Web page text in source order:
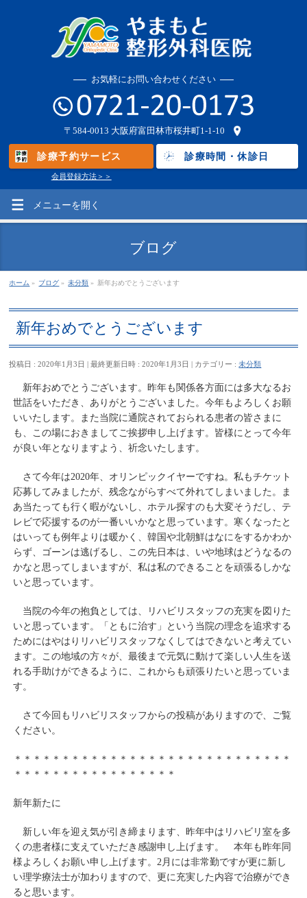
お気軽にお問い合わせください
〒584-0013 大阪府富田林市桜井町1-1-10
診療予約サービス
会員登録方法＞＞
診療時間・休診日
メニューを開く
ブログ
ホーム » ブログ » 未分類 » 新年おめでとうございます
新年おめでとうございます
投稿日 : 2020年1月3日 最終更新日時 : 2020年1月3日 カテゴリー :未分類
新年おめでとうございます。昨年も関係各方面には多大なるお
世話をいただき、ありがとうございました。今年もよろしくお願
いいたします。また当院に通院されておられる患者の皆さまに
も、この場におきましてご挨拶申し上げます。皆様にとって今年
が良い年となりますよう、祈念いたします。
さて今年は2020年、オリンピックイヤーですね。私もチケット
応募してみましたが、残念ながらすべて外れてしまいました。ま
あ当たっても行く暇がないし、ホテル探すのも大変そうだし、テ
レビで応援するのが一番いいかなと思っています。寒くなったと
はいっても例年よりは暖かく、韓国や北朝鮮はなにをするかわか
らず、ゴーンは逃げるし、この先日本は、いや地球はどうなるの
かなと思ってしまいますが、私は私のできることを頑張るしかな
いと思っています。
当院の今年の抱負としては、リハビリスタッフの充実を図りた
いと思っています。「ともに治す」という当院の理念を追求する
ためにはやはりリハビリスタッフなくしてはできないと考えてい
ます。この地域の方々が、最後まで元気に動けて楽しい人生を送
れる手助けができるように、これからも頑張りたいと思っていま
す。
さて今回もリハビリスタッフからの投稿がありますので、ご覧
ください。
＊＊＊＊＊＊＊＊＊＊＊＊＊＊＊＊＊＊＊＊＊＊＊＊＊＊＊＊＊
＊＊＊＊＊＊＊＊＊＊＊＊＊＊＊＊＊
新年新たに
新しい年を迎え気が引き締まります、昨年中はリハビリ室を多
くの患者様に支えていただき感謝申し上げます。 本年も昨年同
様よろしくお願い申し上げます。2月には非常勤ですが更に新し
い理学療法士が加わりますので、更に充実した内容で治療ができ
ると思います。